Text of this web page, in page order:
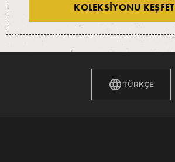
KOLEKSIYONU KEŞFET
TÜRKÇE